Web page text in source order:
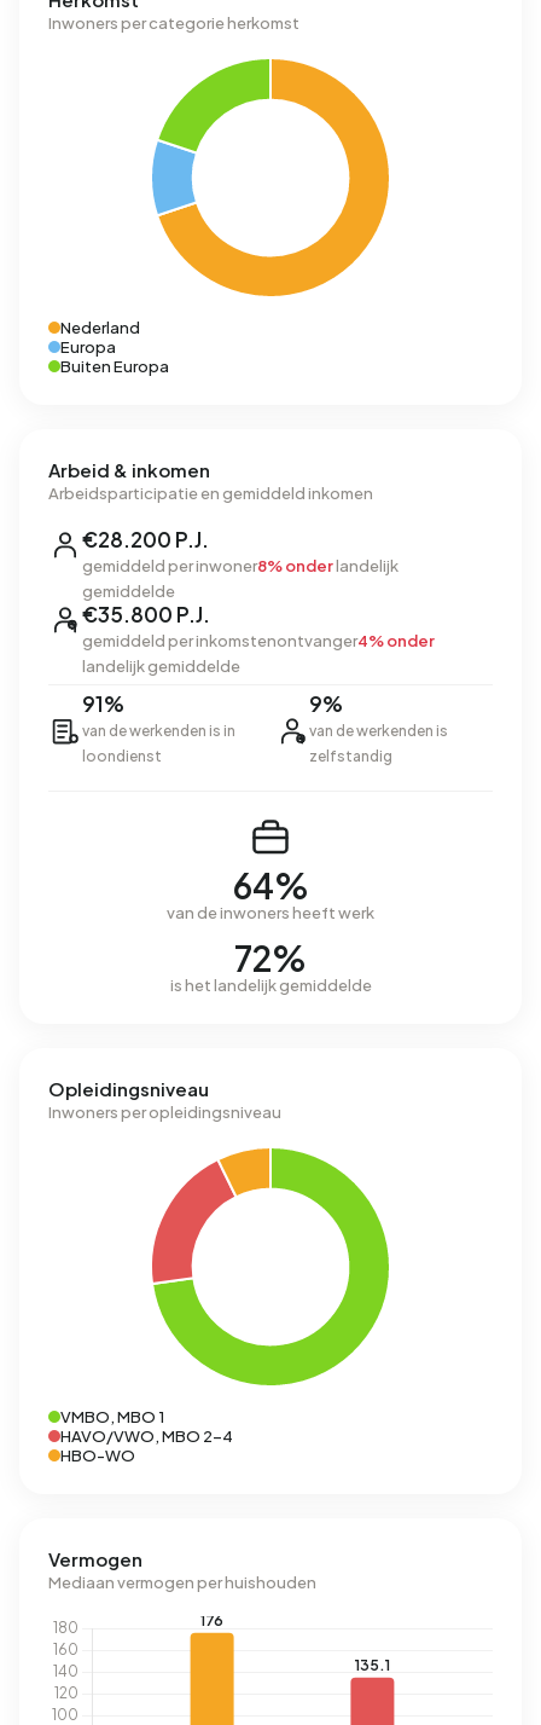
Inwoners per categorie herkomst
Nederland
Europa
Buiten Europa
Arbeid & inkomen
Arbeidsparticipatie en gemiddeld inkomen
€28.200 P.J.
gemiddeld per inwoner8% onderlandelijk
gemiddelde
€35.800 P.J.
gemiddeld per inkomstenontvanger4% onder
landelijk gemiddelde
91%
van de werkenden is in
loondienst
9%
van de werkenden is
zelfstandig
64%
van de inwoners heeft werk
72%
is het landelijk gemiddelde
Opleidingsniveau
Inwoners per opleidingsniveau
VMBO, MBO 1
HAVO/VWO, MBO 2-4
HBO-WO
Vermogen
Mediaan vermogen per huishouden